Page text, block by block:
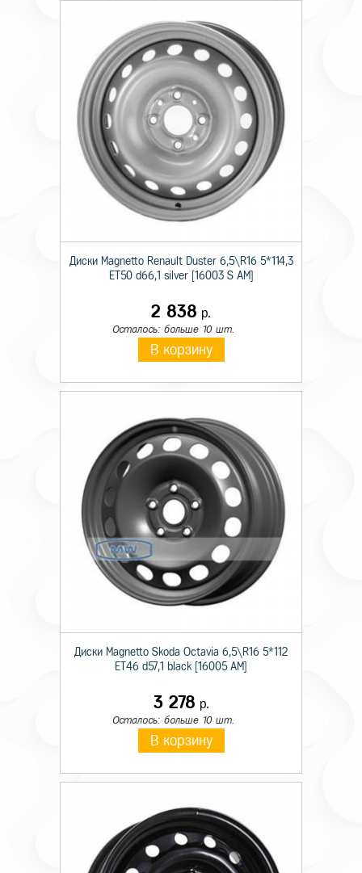
Диски Magnetto Renault Duster 6,5\R16 5*114,3
ET50 d66,1 silver [16003 S AM]
2 838 р.
Осталось: больше 10 шт.
В корзину
Диски Magnetto Skoda Octavia 6,5\R16 5*112
ET46 d57,1 black [16005 AM]
3 278 р.
Осталось: больше 10 шт.
В корзину